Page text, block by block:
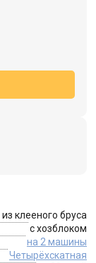
клееного бруса
с хозблоком
на 2 машины
Четырёхскатная